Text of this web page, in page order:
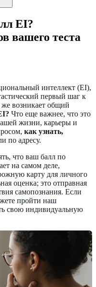
EI?
вашего теста
интеллект (EI),
первый шаг к
возникает общий
Что еще важнее, что это
жизни, карьеры и
как узнать,
по адресу.
что ваш балл по
на самом деле,
карту для личного
оценка; это отправная
самопознания. Если
пройти наш
свою индивидуальную